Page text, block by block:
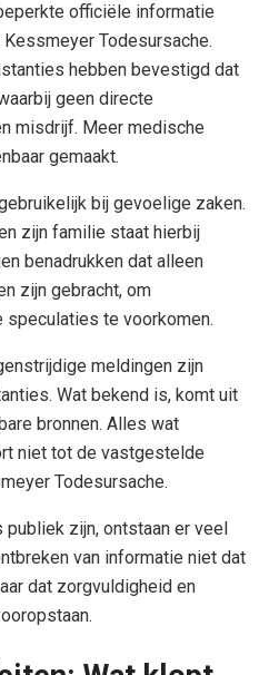
officiële informatie
Todesursache.
hebben bevestigd dat
geen directe
misdrijf. Meer medische
gemaakt.
bij gevoelige zaken.
zijn familie staat hierbij
benadrukken dat alleen
zijn gebracht, om
speculaties te voorkomen.
meldingen zijn
Wat bekend is, komt uit
bronnen. Alles wat
niet tot de vastgestelde
Todesursache.
zijn, ontstaan er veel
van informatie niet dat
dat zorgvuldigheid en